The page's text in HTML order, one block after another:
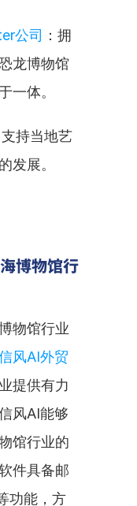
公司 ：拥
龙博物馆
一体。
支持当地艺
发展。
博物馆行
物馆行业
风AI外贸
提供有力
风AI能够
馆行业的
件具备邮
功能，方